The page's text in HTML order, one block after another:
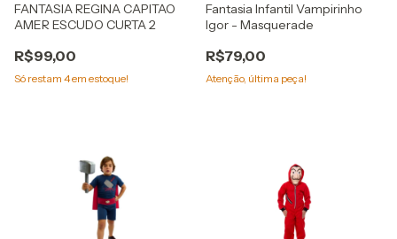
FANTASIA REGINA CAPITAO
AMER ESCUDO CURTA 2
R$99,00
Só restam 4em estoque!
Fantasia Infantil Vampirinho
Igor - Masquerade
R$79,00
Atenção, última peça!